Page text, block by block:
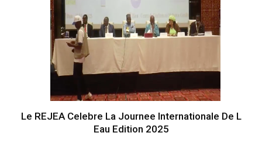
Le REJEA Celebre La Journee Internationale De L
Eau Edition 2025